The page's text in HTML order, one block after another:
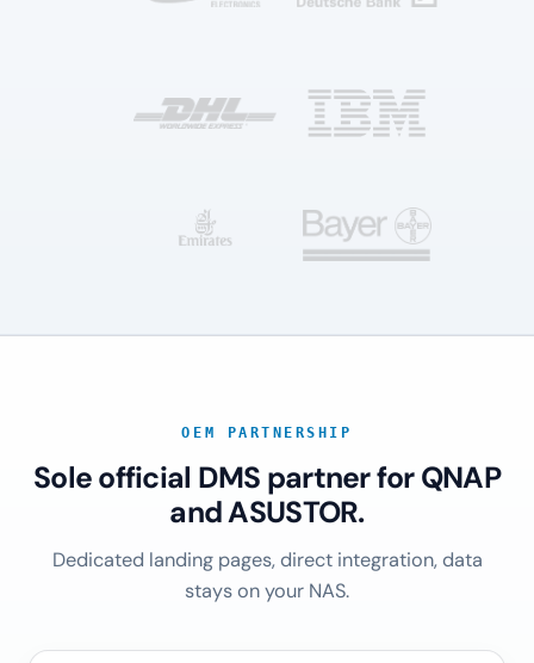
OEM PARTNERSHIP
Sole official DMS partner for QNAP
and ASUSTOR.
Dedicated landing pages, direct integration, data
stays on your NAS.